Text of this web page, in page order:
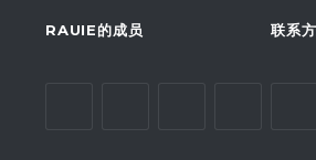
RAUIE的成员 联系